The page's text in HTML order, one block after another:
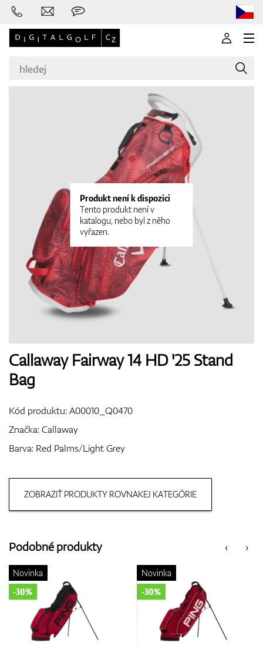
Značky
Golfové hole
Boty
Vozíky
GPS/Dálkoměry
Produkt není k dispozici
Tento produkt není v
katalogu, nebo byl z něho
vyřazen.
Callaway Fairway 14 HD '25 Stand
Bag
Kód produktu:A00010_Q0470
Značka:Callaway
Barva: Red Palms/Light Grey
ZOBRAZIŤ PRODUKTY ROVNAKEJ KATEGÓRIE
‹
Podobné produkty ›
Novinka